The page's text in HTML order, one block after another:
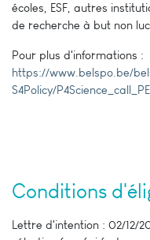
écoles, ESF, autres
de recherche à but non
Pour plus d'informations :
https://www.belspo.be/
S4Policy/
Conditions
Lettre d'intention : 02/12/